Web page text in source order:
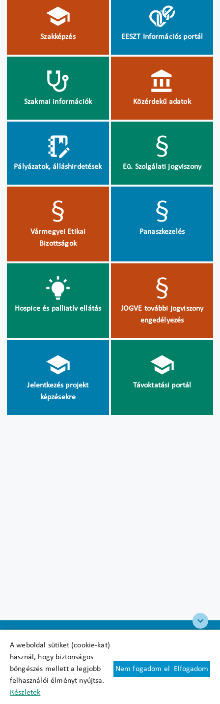
A weboldal sütiket (cookie-kat)
használ, hogy biztonságos
böngészés mellett a legjobb
felhasználói élményt nyújtsa.
Részletek
Nem fogadom el Elfogadom
Szakképzés EESZT Információs portál
Szakmai információk Közérdekű adatok
Pályázatok, álláshirdetések Eü. Szolgálati jogviszony
Vármegyei Etikai
Bizottságok
Panaszkezelés
Hospice és palliatív ellátás
JOGVE további jogviszony
engedélyezés
Jelentkezés projekt
képzésekre
Távoktatási portál
Felhasználási feltételek